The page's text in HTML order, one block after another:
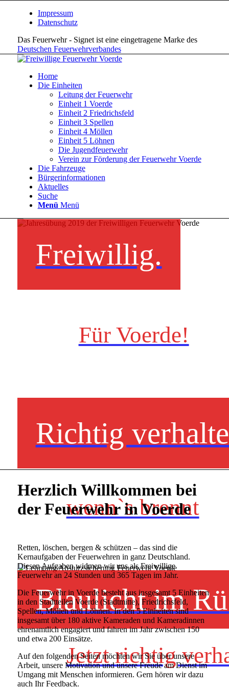
Impressum
Datenschutz
Das Feuerwehr - Signet ist eine eingetragene Marke des
Deutschen Feuerwehrverbandes
Home
Die Einheiten
Leitung der Feuerwehr
Einheit 1 Voerde
Einheit 2 Friedrichsfeld
Einheit 3 Spellen
Einheit 4 Möllen
Einheit 5 Löhnen
Die Jugendfeuerwehr
Verein zur Förderung der Feuerwehr Voerde
Die Fahrzeuge
Bürgerinformationen
Aktuelles
Suche
Menü Menü
Freiwillig.
Für Voerde!
Richtig
wenn`s brennt
Blaulicht im
Jetzt richtig
Herzlich Willkommen bei
der Feuerwehr in Voerde
Retten, löschen, bergen & schützen – das sind die
Kernaufgaben der Feuerwehren in ganz Deutschland.
Diesen Aufgaben widmen wir uns als Freiwillige
Feuerwehr an 24 Stunden und 365 Tagen im Jahr.
Die Feuerwehr in Voerde besteht aus insgesamt 5 Einheiten
in den Stadtteilen Voerde (Stadtmitte), Friedrichsfeld,
Spellen, Möllen und Löhnen. In den 5 Einheiten sind
insgesamt über 180 aktive Kameraden und Kameradinnen
ehrenamtlich engagiert und fahren im Jahr zwischen 150
und etwa 200 Einsätze.
Auf den folgenden Seiten möchten wir Sie über unsere
Arbeit, unsere Motivation und unsere Freude am Dienst im
Umgang mit Menschen informieren. Gern hören wir dazu
auch Ihr Feedback.